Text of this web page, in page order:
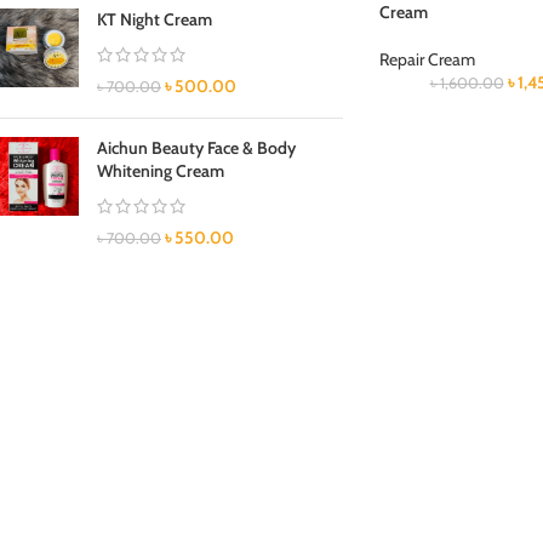
KT Night Cream
৳700.00 ৳500.00
Aichun Beauty Face & Body
Whitening Cream
৳700.00 ৳550.00
Cream
Repair Cream
৳1,600.00 ৳